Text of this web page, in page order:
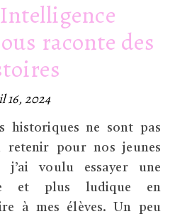
raconte des
16, 2024
retenir pour nos jeunes
j’ai voulu essayer une
et plus ludique en
à mes élèves. Un peu